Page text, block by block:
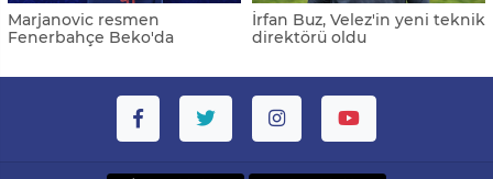
Marjanovic resmen
Fenerbahçe Beko'da
İrfan Buz, Velez'in yeni teknik
direktörü oldu